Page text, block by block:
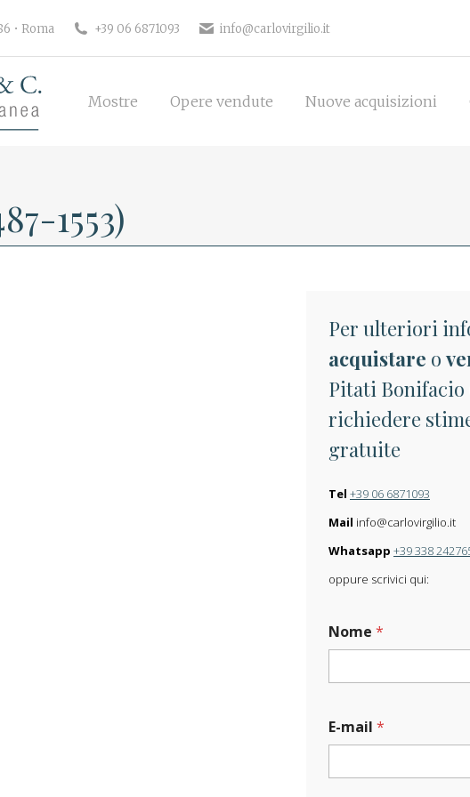
• Roma +39 06 6871093 info@carlovirgilio.it
Mostre Opere vendute Nuove acquisizioni
1553)
Per ulteriori
acquistare o
Pitati Bonifacio
richiedere
gratuite
Tel +39 06 6871093
Mail info@carlovirgilio.it
Whatsapp +39 338
oppure scrivici qui:
Nome *
E-mail *